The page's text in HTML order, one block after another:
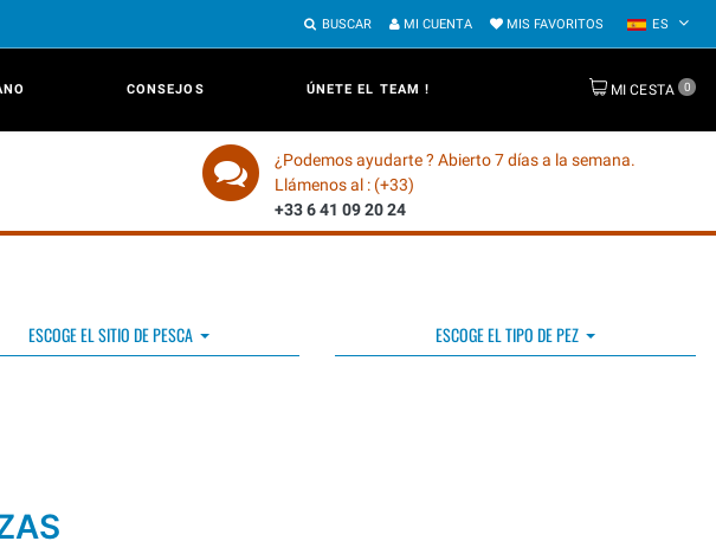
BUSCAR MI CUENTA MIS FAVORITOS ES
CONSEJOS ÚNETE EL TEAM ! MI CESTA 0
¿Podemos ayudarte ? Abierto 7 días a la semana.
Llámenos al : (+33)
+33 6 41 09 20 24
ESCOGE EL SITIO DE PESCA ESCOGE EL TIPO DE PEZ